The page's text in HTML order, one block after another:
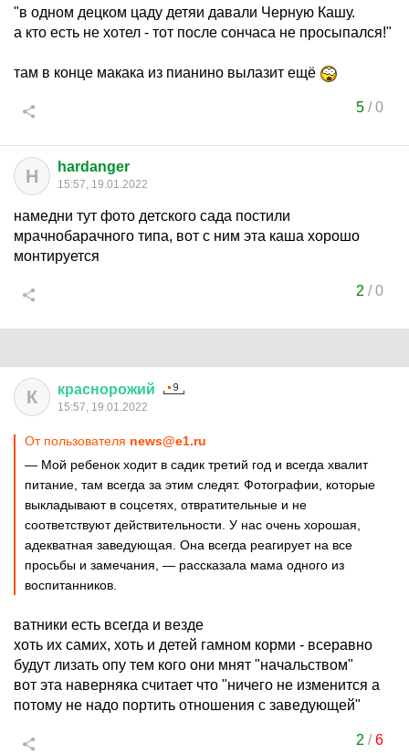
"в одном децком цаду детяи давали Черную Кашу.
а кто есть не хотел - тот после сончаса не просыпался!"
там в конце макака из пианино вылазит ещё
5/0
H hardanger
15:57, 19.01.2022
намедни тут фото детского сада постили
мрачнобарачного типа, вот с ним эта каша хорошо
монтируется
2 /0
К краснорожий
15:57, 19.01.2022
От пользователя news@e1.ru
— Мой ребенок ходит в садик третий год и всегда хвалит
питание, там всегда за этим следят. Фотографии, которые
выкладывают в соцсетях, отвратительные и не
соответствуют действительности. У нас очень хорошая,
адекватная заведующая. Она всегда реагирует на все
просьбы и замечания, — рассказала мама одного из
воспитанников.
ватники есть всегда и везде
хоть их самих, хоть и детей гамном корми - всеравно
будут лизать опу тем кого они мнят "начальством"
вот эта наверняка считает что "ничего не изменится а
потому не надо портить отношения с заведующей"
2 /6